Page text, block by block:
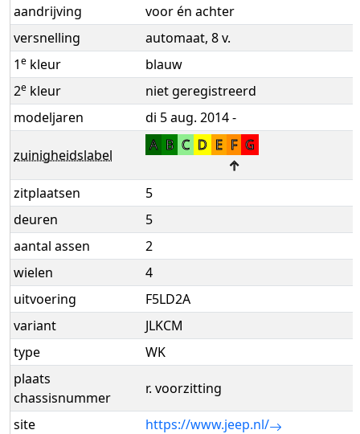
aandrijving
voor én achter
versnelling
automaat, 8 v.
1e kleur
blauw
2e kleur
niet geregistreerd
modeljaren
di 5 aug. 2014 -
zuinigheidslabel
A B C D E F G
↑
zitplaatsen
5
deuren
5
aantal assen
2
wielen
4
uitvoering
F5LD2A
variant
JLKCM
type
WK
plaats
chassisnummer
r. voorzitting
site
https://www.jeep.nl/